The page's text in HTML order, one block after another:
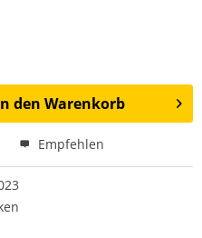
den Warenkorb
Empfehlen